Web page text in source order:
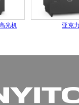
光机 亚克